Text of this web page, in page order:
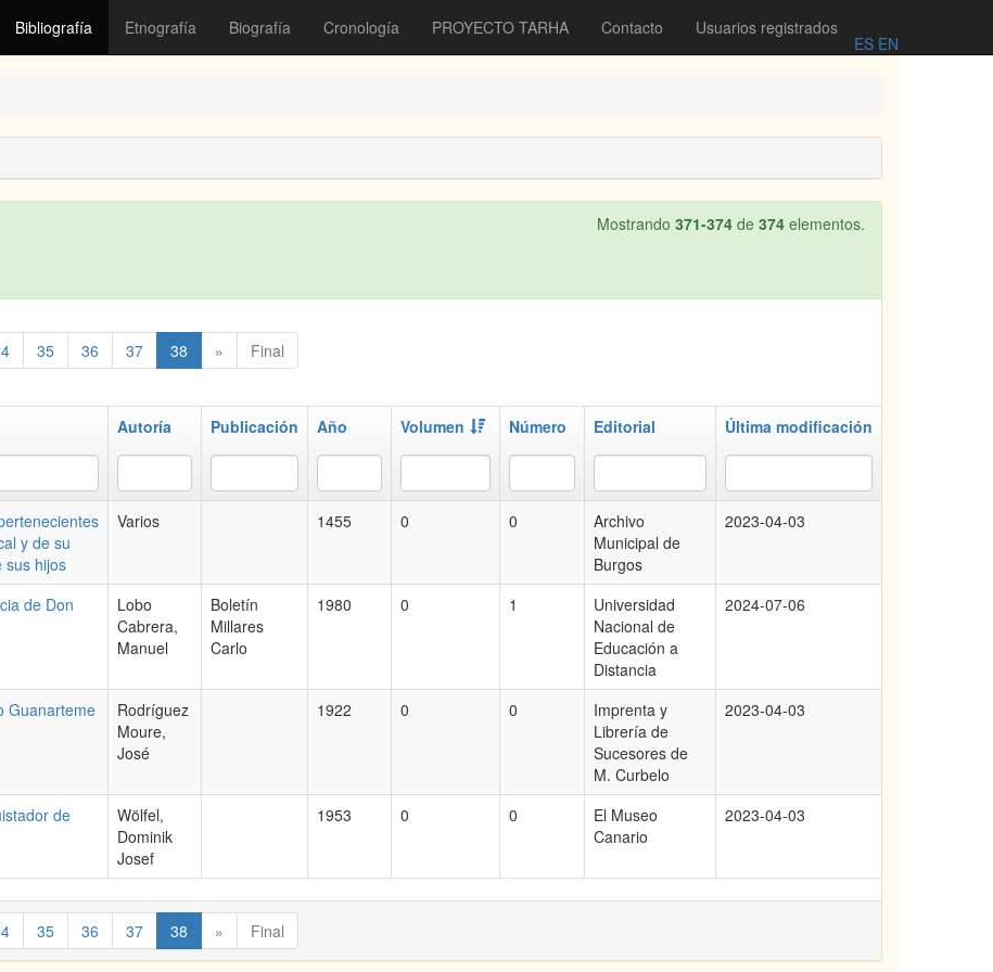
Bibliografía Etnografía Biografía Cronología PROYECTO TARHA Contacto Usuarios registrados
ES EN
Mostrando 371-374 de 374 elementos.
35 36 37 38 » Final
Autoría Publicación Año Volumen Número Editorial Última modificación
y de su
sus hijos
Varios 1455 0 0
Archivo
Municipal de
Burgos
2023-04-03
de Don
Lobo
Cabrera,
Manuel
Boletín
Millares
Carlo
1980 0 1
Universidad
Nacional de
Educación a
Distancia
2024-07-06
Guanarteme
Rodríguez
Moure,
José
1922 0 0
Imprenta y
Librería de
Sucesores de
M. Curbelo
2023-04-03
de
Wölfel,
Dominik
Josef
1953 0 0
El Museo
Canario
2023-04-03
35 36 37 38 » Final